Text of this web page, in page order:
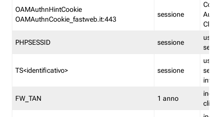
OAMAuthnHintCookie
OAMAuthnCookie_fastweb.it:443
sessione
PHPSESSID sessione
TS<identificativo> sessione
FW_TAN 1 anno